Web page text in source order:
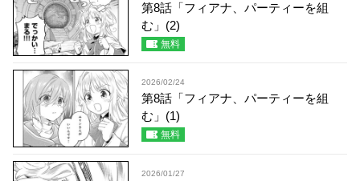
第8話「フィアナ、パーティーを組
む」(2)
無料
2026/02/24
第8話「フィアナ、パーティーを組
む」(1)
無料
2026/01/27